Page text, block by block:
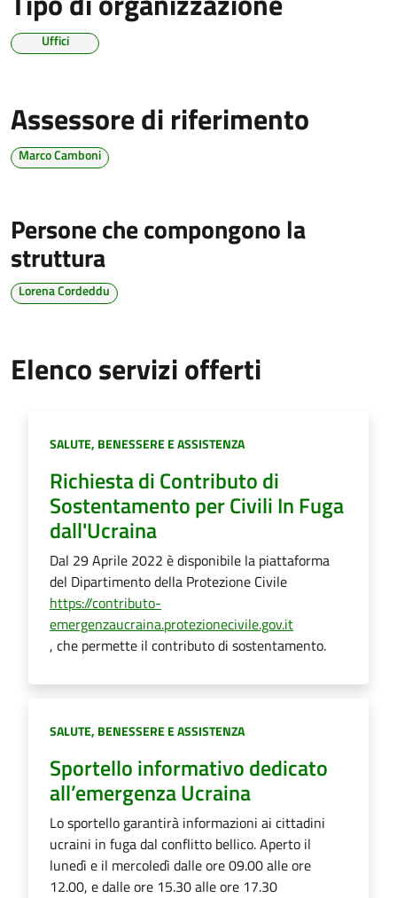
Uffici
Assessore di riferimento
Marco Camboni
Persone che compongono la
struttura
Lorena Cordeddu
Elenco servizi offerti
Categoria:
SALUTE, BENESSERE E ASSISTENZA
Richiesta di Contributo di
Sostentamento per Civili In Fuga
dall'Ucraina
Dal 29 Aprile 2022 è disponibile la piattaforma
del Dipartimento della Protezione Civile
https://contributo-
emergenzaucraina.protezionecivile.gov.it
, che permette il contributo di sostentamento.
Categoria:
SALUTE, BENESSERE E ASSISTENZA
Sportello informativo dedicato
all’emergenza Ucraina
Lo sportello garantirà informazioni ai cittadini
ucraini in fuga dal conflitto bellico. Aperto il
lunedì e il mercoledì dalle ore 09.00 alle ore
12.00, e dalle ore 15.30 alle ore 17.30